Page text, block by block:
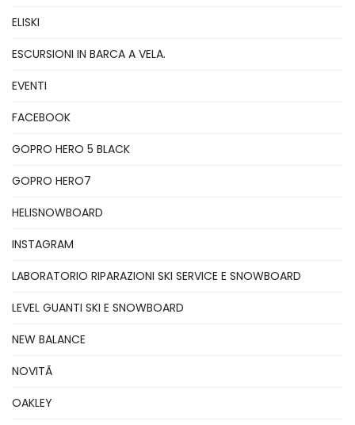
ELISKI
ESCURSIONI IN BARCA A VELA.
EVENTI
FACEBOOK
GOPRO HERO 5 BLACK
GOPRO HERO7
HELISNOWBOARD
INSTAGRAM
LABORATORIO RIPARAZIONI SKI SERVICE E SNOWBOARD
LEVEL GUANTI SKI E SNOWBOARD
NEW BALANCE
NOVITÃ
OAKLEY